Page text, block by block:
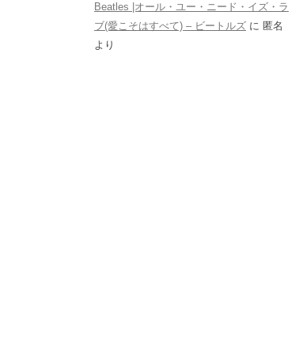
Beatles |オール・ユー・ニード・イズ・ラ
ブ(愛こそはすべて) – ビートルズ に 匿名
より